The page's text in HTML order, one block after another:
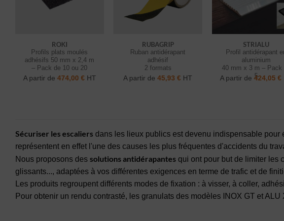
ROKI
Profils plats moulés
adhésifs 50 mm x 2,4 m
– Pack de 10 ou 20
A partir de 474,00 €HT
RUBAGRIP
Ruban antidérapant
adhésif
2 formats
A partir de45,93€ HT
STRIALU
Profil antidérapant
aluminium
40 mm x 3 m – Pack
5
A partir de 424,05 €
Sécuriser les escaliers dans les lieux publics est devenu indispensable
représentent en effet l'une des causes les plus fréquentes d'accidents du
Nous proposons des solutions antidérapantes qui ont pour but de limiter les
glissants..., adaptées à vos différentes exigences en terme de trafic et de
Les produits regroupent différents modes de fixation : à visser, à coller,
Pour obtenir un rendu contrasté, les granulats des modèles INOX GT et